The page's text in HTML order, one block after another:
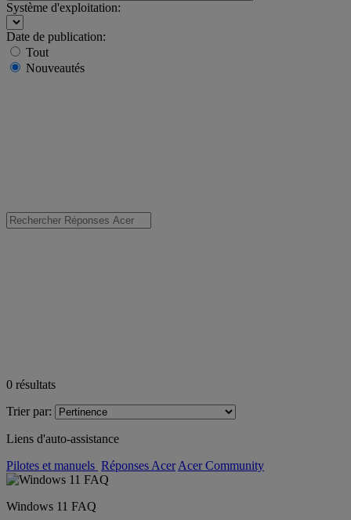
Système d'exploitation:
Date de publication:
Tout
Nouveautés
0 résultats
Trier par:
Liens d'auto-assistance
Pilotes et manuels Réponses Acer Acer Community
Windows 11 FAQ